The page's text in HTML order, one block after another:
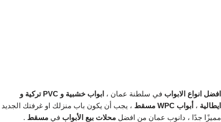
افضل انواع الابواب في سلطنة عمان ،
ابواب خشبية و PVC تركية و
ايطالية ، أبواب WPC مسقط
، يجب أن يكون باب منزلك او غرفتك الجديد
مميزًا جدًا ، دانوب عمان من افضل محلات بيع الأبواب في مسقط .